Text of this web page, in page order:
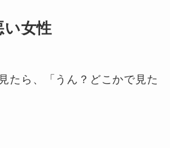
女性
たら、「うん？どこかで見た